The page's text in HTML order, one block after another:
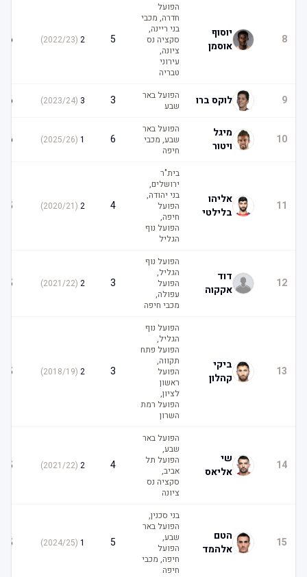
יוסוף
אוסמן
הפועל
חדרה, מכבי
בני ריינה,
סקציה נס
ציונה,
עירוני
טבריה
(
2022/23
)
לוקס ברו
הפועל באר
שבע
2023/24
)
10
מיגל
ויטור
הפועל באר
שבע, מכבי
חיפה
2025/26
)
11
אליהו
בלילטי
בית"ר
ירושלים,
בני יהודה,
הפועל
חיפה,
הפועל נוף
הגליל
(
2020/21
)
12
דוד
אקקוה
הפועל נוף
הגליל,
הפועל
עפולה,
מכבי חיפה
(
2021/22
)
13
ביקי
קהלון
הפועל נוף
הגליל,
הפועל פתח
תקווה,
הפועל
ראשון
לציון,
הפועל רמת
השרון
(
2018/19
)
14
שי
אליאס
הפועל באר
שבע,
הפועל תל
אביב,
סקציה נס
ציונה
(
2021/22
)
15
הטם
אלהמד
בני סכנין,
הפועל באר
שבע,
הפועל
חיפה, מכבי
חיפה
2024/25
)